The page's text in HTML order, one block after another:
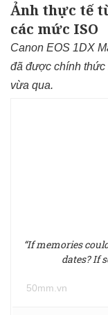
Ảnh thực tế
các mức ISO
Canon EOS 1DX
đã được chính thức
vừa qua.
“If memories
dates? If
50mm.vn